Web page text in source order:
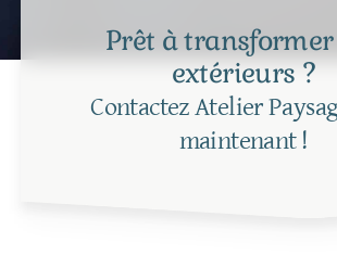
Prêt à
extérieurs ?
Contactez Atelier
maintenant !